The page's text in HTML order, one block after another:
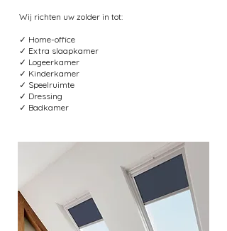
Wij richten uw zolder in tot:
✓ Home-office
✓ Extra slaapkamer
✓ Logeerkamer
✓ Kinderkamer
✓ Speelruimte
✓ Dressing
✓ Badkamer